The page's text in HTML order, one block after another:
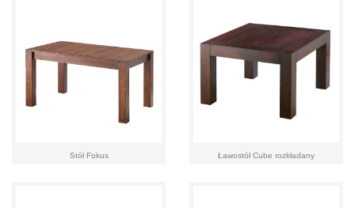
Stół Fokus Ławostół Cube rozkładany